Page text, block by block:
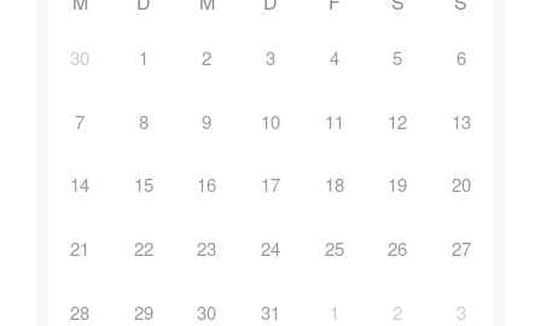
30 1 2 3 4 5 6
7 8 9 10 11 12 13
14 15 16 17 18 19 20
21 22 23 24 25 26 27
28 29 30 31 1 2 3